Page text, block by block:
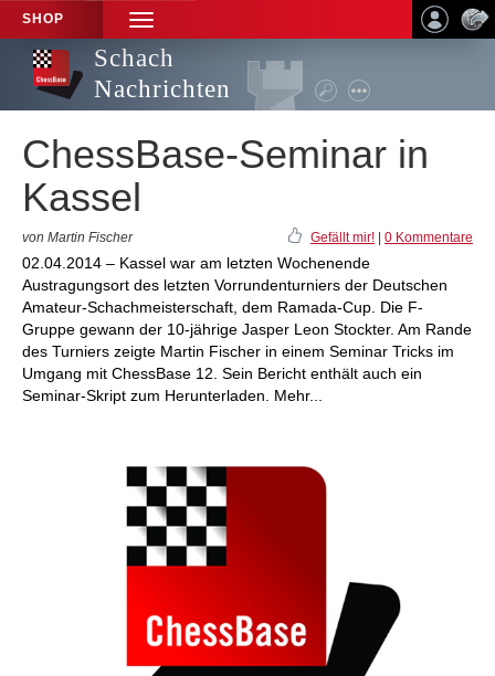
SHOP
TOGGLE
NAVIGATION
Schach
Nachrichten
ChessBase-Seminar in
Kassel
von Martin Fischer Gefällt mir! 0 Kommentare
02.04.2014 – Kassel war am letzten Wochenende
Austragungsort des letzten Vorrundenturniers der Deutschen
Amateur-Schachmeisterschaft, dem Ramada-Cup. Die F-
Gruppe gewann der 10-jährige Jasper Leon Stockter. Am Rande
des Turniers zeigte Martin Fischer in einem Seminar Tricks im
Umgang mit ChessBase 12. Sein Bericht enthält auch ein
Seminar-Skript zum Herunterladen. Mehr...